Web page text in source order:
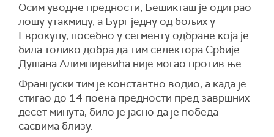
Осим уводне предности, Бешикташ је одиграо
лошу утакмицу, а Бург једну од бољих у
Еврокупу, посебно у сегменту одбране која је
била толико добра да тим селектора Србије
Душана Алимпијевића није могао против ње.
Француски тим је константно водио, а када је
стигао до 14 поена предности пред завршних
десет минута, било је јасно да је победа
сасвима близу.